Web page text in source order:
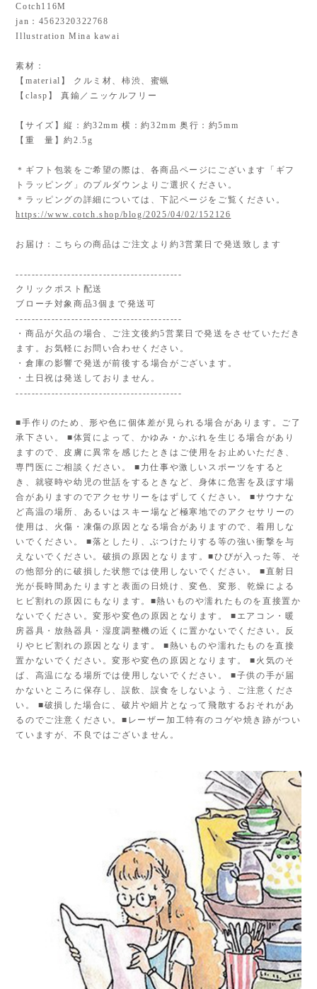
Cotch116M
jan：4562320322768
Illustration Mina kawai
素材：
【material】 クルミ材、柿渋、蜜蝋
【clasp】 真鍮／ニッケルフリー
【サイズ】縦：約32mm 横：約32mm 奥行：約5mm
【重 量】約2.5g
＊ギフト包装をご希望の際は、各商品ページにございます「ギフ
トラッピング」のプルダウンよりご選択ください。
＊ラッピングの詳細については、下記ページをご覧ください。
https://www.cotch.shop/blog/2025/04/02/152126
お届け：こちらの商品はご注文より約3営業日で発送致します
------------------------------------------
クリックポスト配送
ブローチ対象商品3個まで発送可
------------------------------------------
・商品が欠品の場合、ご注文後約5営業日で発送をさせていただき
ます。お気軽にお問い合わせください。
・倉庫の影響で発送が前後する場合がございます。
・土日祝は発送しておりません。
------------------------------------------
■手作りのため、形や色に個体差が見られる場合があります。ご了
承下さい。 ■体質によって、かゆみ・かぶれを生じる場合があり
ますので、皮膚に異常を感じたときはご使用をお止めいただき、
専門医にご相談ください。 ■力仕事や激しいスポーツをすると
き、就寝時や幼児の世話をするときなど、身体に危害を及ぼす場
合がありますのでアクセサリーをはずしてください。 ■サウナな
ど高温の場所、あるいはスキー場など極寒地でのアクセサリーの
使用は、火傷・凍傷の原因となる場合がありますので、着用しな
いでください。 ■落としたり、ぶつけたりする等の強い衝撃を与
えないでください。破損の原因となります。■ひびが入った等、そ
の他部分的に破損した状態では使用しないでください。 ■直射日
光が長時間あたりますと表面の日焼け、変色、変形、乾燥による
ヒビ割れの原因にもなります。■熱いものや濡れたものを直接置か
ないでください。変形や変色の原因となります。 ■エアコン・暖
房器具・放熱器具・湿度調整機の近くに置かないでください。反
りやヒビ割れの原因となります。 ■熱いものや濡れたものを直接
置かないでください。変形や変色の原因となります。 ■火気のそ
ば、高温になる場所では使用しないでください。 ■子供の手が届
かないところに保存し、誤飲、誤食をしないよう、ご注意くださ
い。 ■破損した場合に、破片や細片となって飛散するおそれがあ
るのでご注意ください。■レーザー加工特有のコゲや焼き跡がつい
ていますが、不良ではございません。